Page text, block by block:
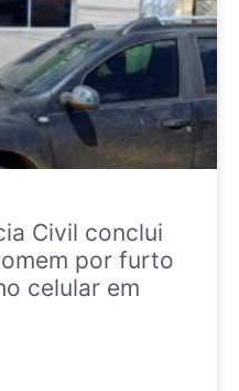
Civil conclui
por furto
celular em